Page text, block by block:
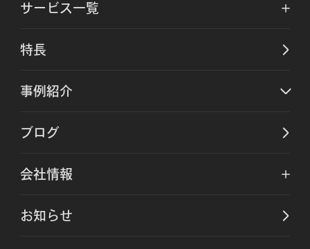
サービス一覧
特長
事例紹介
ブログ
会社情報
お知らせ